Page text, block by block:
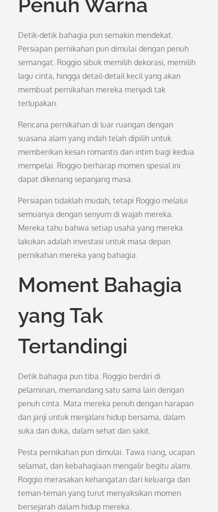
Penuh Warna
Detik-detik bahagia pun semakin mendekat.
Persiapan pernikahan pun dimulai dengan penuh
semangat. Roggio sibuk memilih dekorasi, memilih
lagu cinta, hingga detail-detail kecil yang akan
membuat pernikahan mereka menjadi tak
terlupakan.
Rencana pernikahan di luar ruangan dengan
suasana alam yang indah telah dipilih untuk
memberikan kesan romantis dan intim bagi kedua
mempelai. Roggio berharap momen spesial ini
dapat dikenang sepanjang masa.
Persiapan tidaklah mudah, tetapi Roggio melalui
semuanya dengan senyum di wajah mereka.
Mereka tahu bahwa setiap usaha yang mereka
lakukan adalah investasi untuk masa depan
pernikahan mereka yang bahagia.
Moment Bahagia
yang Tak
Tertandingi
Detik bahagia pun tiba. Roggio berdiri di
pelaminan, memandang satu sama lain dengan
penuh cinta. Mata mereka penuh dengan harapan
dan janji untuk menjalani hidup bersama, dalam
suka dan duka, dalam sehat dan sakit.
Pesta pernikahan pun dimulai. Tawa riang, ucapan
selamat, dan kebahagiaan mengalir begitu alami.
Roggio merasakan kehangatan dari keluarga dan
teman-teman yang turut menyaksikan momen
bersejarah dalam hidup mereka.